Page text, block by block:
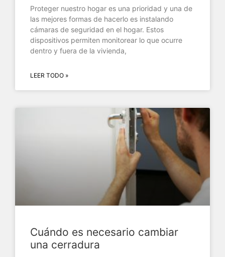
Proteger nuestro hogar es una prioridad y una de
las mejores formas de hacerlo es instalando
cámaras de seguridad en el hogar. Estos
dispositivos permiten monitorear lo que ocurre
dentro y fuera de la vivienda,
LEER TODO »
Cuándo es necesario cambiar
una cerradura